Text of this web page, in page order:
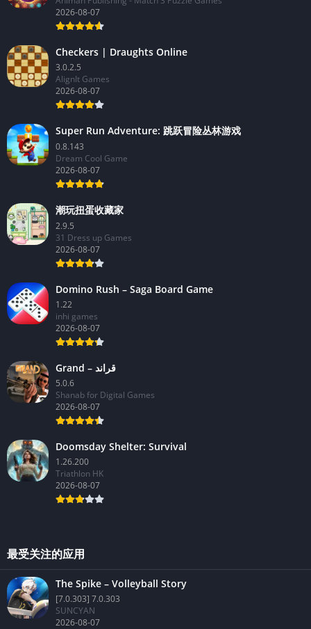
2026-08-07
Checkers | Draughts Online
3.0.2.5
AlignIt Games
2026-08-07
Super Run Adventure: 跳跃冒险丛林游戏
0.8.143
Dream Cool Game
2026-08-07
潮玩扭蛋收藏家
2.9.5
31 Dress up Games
2026-08-07
Domino Rush – Saga Board Game
1.22
inhi games
2026-08-07
Grand – قراند
5.0.6
Shanab for Digital Games
2026-08-07
Doomsday Shelter: Survival
1.26.200
Triathlon HK
2026-08-07
最受关注的应用
The Spike – Volleyball Story
[7.0.303] 7.0.303
SUNCYAN
2026-08-07